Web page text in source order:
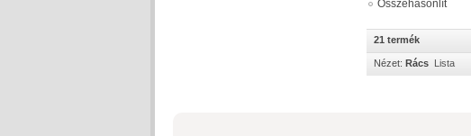
Összehasonlít
21 termék
Nézet: Rács Lista